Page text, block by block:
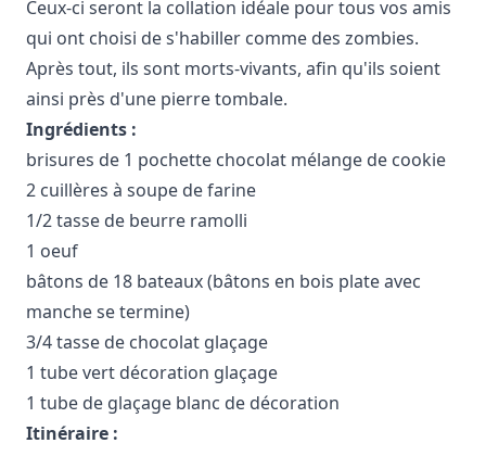
Ceux-ci seront la collation idéale pour tous vos amis
qui ont choisi de s'habiller comme des zombies.
Après tout, ils sont morts-vivants, afin qu'ils soient
ainsi près d'une pierre tombale.
Ingrédients :
brisures de 1 pochette chocolat mélange de cookie
2 cuillères à soupe de farine
1/2 tasse de beurre ramolli
1 oeuf
bâtons de 18 bateaux (bâtons en bois plate avec
manche se termine)
3/4 tasse de chocolat glaçage
1 tube vert décoration glaçage
1 tube de glaçage blanc de décoration
Itinéraire :